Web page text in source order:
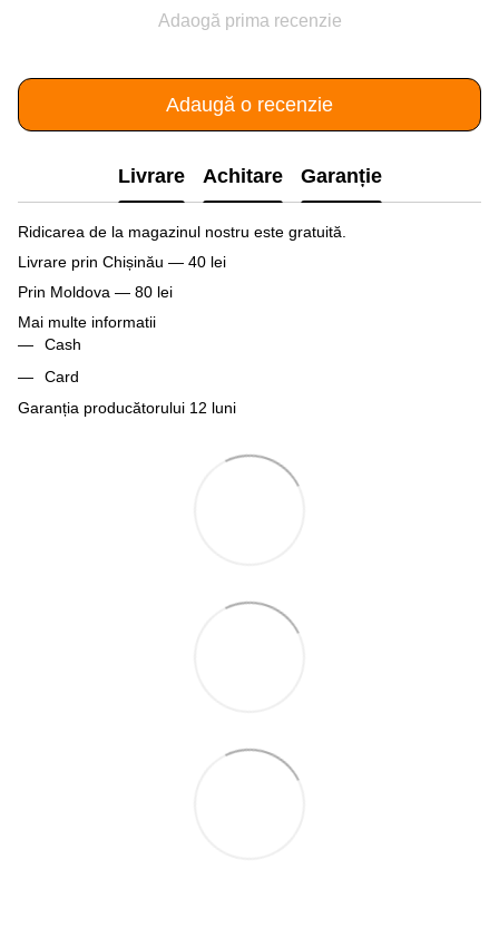
Adaogă prima recenzie
Adaugă o recenzie
Livrare Achitare Garanție
Ridicarea de la magazinul nostru este gratuită.
Livrare prin Chișinău — 40 lei
Prin Moldova — 80 lei
Mai multe informatii
Cash
Card
Garanția producătorului 12 luni